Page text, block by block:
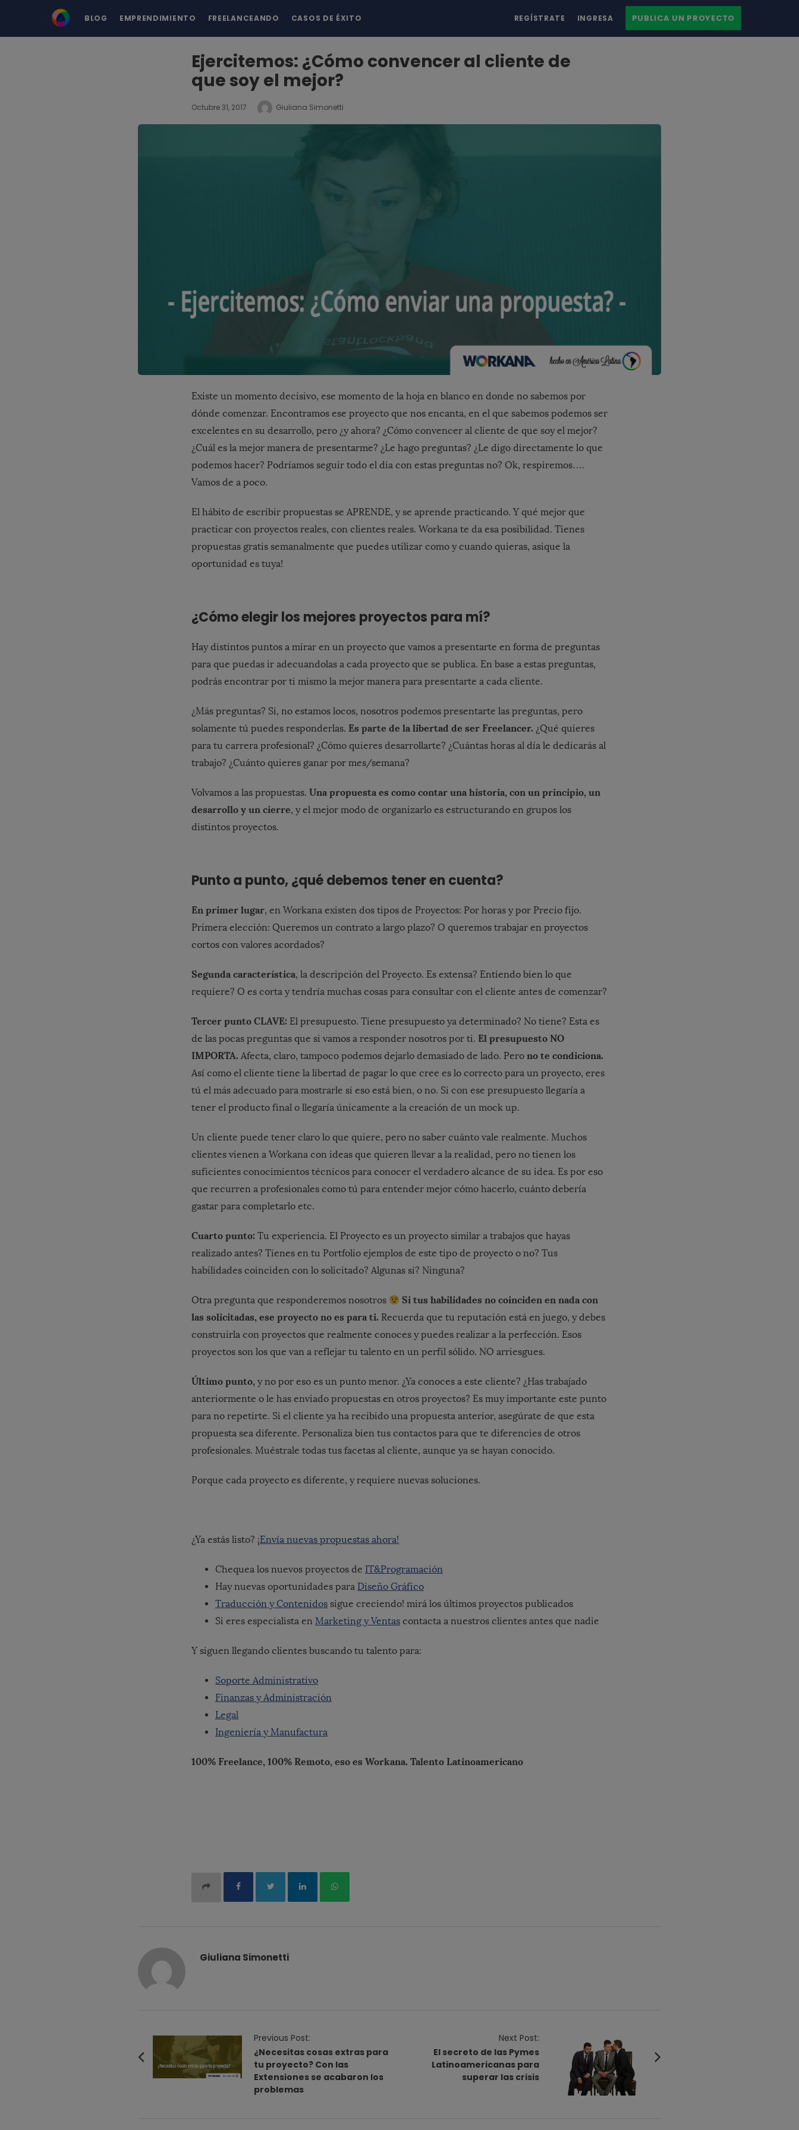
BLOG EMPRENDIMIENTO FREELANCEANDO CASOS DE ÉXITO REGÍSTRATE INGRESA PUBLICA UN PROYECTO
Ejercitemos: ¿Cómo convencer al cliente de
que soy el mejor?
Octubre 31, 2017 Giuliana Simonetti
Existe un momento decisivo, ese momento de la hoja en blanco en donde no sabemos por
dónde comenzar. Encontramos ese proyecto que nos encanta, en el que sabemos podemos ser
excelentes en su desarrollo, pero ¿y ahora? ¿Cómo convencer al cliente de que soy el mejor?
¿Cuál es la mejor manera de presentarme? ¿Le hago preguntas? ¿Le digo directamente lo que
podemos hacer? Podríamos seguir todo el dia con estas preguntas no? Ok, respiremos….
Vamos de a poco.
El hábito de escribir propuestas se APRENDE, y se aprende practicando. Y qué mejor que
practicar con proyectos reales, con clientes reales. Workana te da esa posibilidad. Tienes
propuestas gratis semanalmente que puedes utilizar como y cuando quieras, asique la
oportunidad es tuya!
¿Cómo elegir los mejores proyectos para mí?
Hay distintos puntos a mirar en un proyecto que vamos a presentarte en forma de preguntas
para que puedas ir adecuandolas a cada proyecto que se publica. En base a estas preguntas,
podrás encontrar por ti mismo la mejor manera para presentarte a cada cliente.
¿Más preguntas? Si, no estamos locos, nosotros podemos presentarte las preguntas, pero
solamente tú puedes responderlas. Es parte de la libertad de ser Freelancer. ¿Qué quieres
para tu carrera profesional? ¿Cómo quieres desarrollarte? ¿Cuántas horas al día le dedicarás al
trabajo? ¿Cuánto quieres ganar por mes/semana?
Volvamos a las propuestas. Una propuesta es como contar una historia, con un principio, un
desarrollo y un cierre, y el mejor modo de organizarlo es estructurando en grupos los
distintos proyectos.
Punto a punto, ¿qué debemos tener en cuenta?
En primer lugar, en Workana existen dos tipos de Proyectos: Por horas y por Precio fijo.
Primera elección: Queremos un contrato a largo plazo? O queremos trabajar en proyectos
cortos con valores acordados?
Segunda característica, la descripción del Proyecto. Es extensa? Entiendo bien lo que
requiere? O es corta y tendría muchas cosas para consultar con el cliente antes de comenzar?
Tercer punto CLAVE: El presupuesto. Tiene presupuesto ya determinado? No tiene? Esta es
de las pocas preguntas que si vamos a responder nosotros por ti. El presupuesto NO
IMPORTA. Afecta, claro, tampoco podemos dejarlo demasiado de lado. Pero no te condiciona.
Así como el cliente tiene la libertad de pagar lo que cree es lo correcto para un proyecto, eres
tú el más adecuado para mostrarle si eso está bien, o no. Si con ese presupuesto llegaría a
tener el producto final o llegaría únicamente a la creación de un mock up.
Un cliente puede tener claro lo que quiere, pero no saber cuánto vale realmente. Muchos
clientes vienen a Workana con ideas que quieren llevar a la realidad, pero no tienen los
suficientes conocimientos técnicos para conocer el verdadero alcance de su idea. Es por eso
que recurren a profesionales como tú para entender mejor cómo hacerlo, cuánto debería
gastar para completarlo etc.
Cuarto punto: Tu experiencia. El Proyecto es un proyecto similar a trabajos que hayas
realizado antes? Tienes en tu Portfolio ejemplos de este tipo de proyecto o no? Tus
habilidades coinciden con lo solicitado? Algunas si? Ninguna?
Otra pregunta que responderemos nosotros
Si tus habilidades no coinciden en nada con
las solicitadas, ese proyecto no es para ti. Recuerda que tu reputación está en juego, y debes
construirla con proyectos que realmente conoces y puedes realizar a la perfección. Esos
proyectos son los que van a reflejar tu talento en un perfil sólido. NO arriesgues.
Último punto, y no por eso es un punto menor. ¿Ya conoces a este cliente? ¿Has trabajado
anteriormente o le has enviado propuestas en otros proyectos? Es muy importante este punto
para no repetirte. Si el cliente ya ha recibido una propuesta anterior, asegúrate de que esta
propuesta sea diferente. Personaliza bien tus contactos para que te diferencies de otros
profesionales. Muéstrale todas tus facetas al cliente, aunque ya se hayan conocido.
Porque cada proyecto es diferente, y requiere nuevas soluciones.
¿Ya estás listo? ¡Envía nuevas propuestas ahora!
Chequea los nuevos proyectos de IT&Programación
Hay nuevas oportunidades para Diseño Gráfico
Traducción y Contenidos sigue creciendo! mirá los últimos proyectos publicados
Si eres especialista en Marketing y Ventas contacta a nuestros clientes antes que nadie
Y siguen llegando clientes buscando tu talento para:
Soporte Administrativo
Finanzas y Administración
Legal
Ingeniería y Manufactura
100% Freelance, 100% Remoto, eso es Workana. Talento Latinoamericano
Giuliana Simonetti
Previous Post:
¿Necesitas cosas extras para
tu proyecto? Con las
Extensiones se acabaron los
problemas
Next Post:
El secreto de las Pymes
Latinoamericanas para
superar las crisis